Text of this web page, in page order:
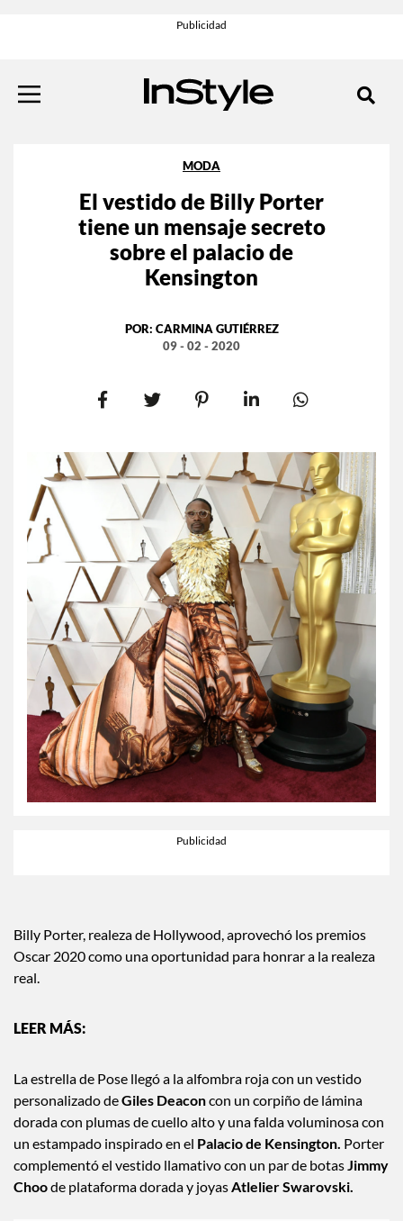
MODA
El vestido de Billy Porter
tiene un mensaje secreto
sobre el palacio de
Kensington
POR: CARMINA GUTIÉRREZ
09 - 02 - 2020
Billy Porter, realeza de Hollywood, aprovechó los premios
Oscar 2020 como una oportunidad para honrar a la realeza
real.
La estrella de Pose llegó a la alfombra roja con un vestido
personalizado deGiles Deaconcon un corpiño de lámina
dorada con plumas de cuello alto y una falda voluminosa con
un estampado inspirado en el Palacio de Kensington. Porter
complementó el vestido llamativo con un par de botas Jimmy
Choode plataforma dorada y joyas Atlelier Swarovski.